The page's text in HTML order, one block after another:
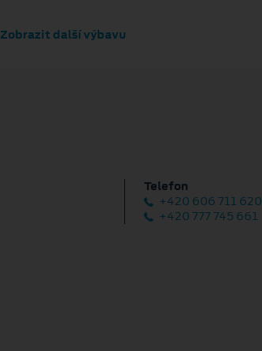
Zobrazit další výbavu
Telefon
+420 606 711 620
+420 777 745 661